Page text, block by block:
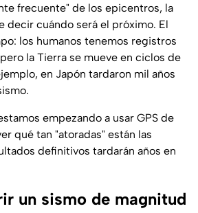
frecuente" de los epicentros, la
decir cuándo será el próximo. El
los humanos tenemos registros
la Tierra se mueve en ciclos de
en Japón tardaron mil años
empezando a usar GPS de
qué tan "atoradas" están las
definitivos tardarán años en
un sismo de magnitud